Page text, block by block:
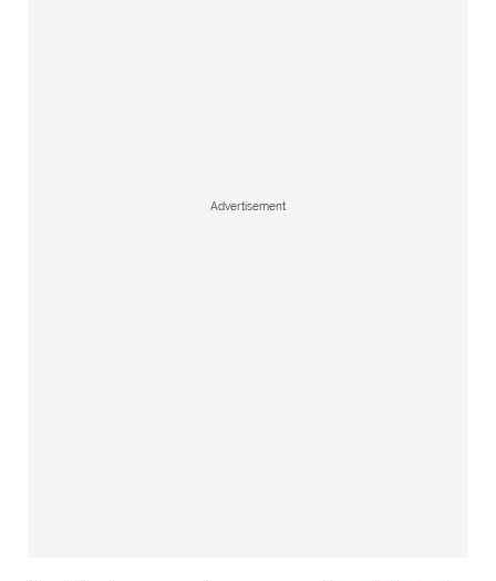
Advertisement